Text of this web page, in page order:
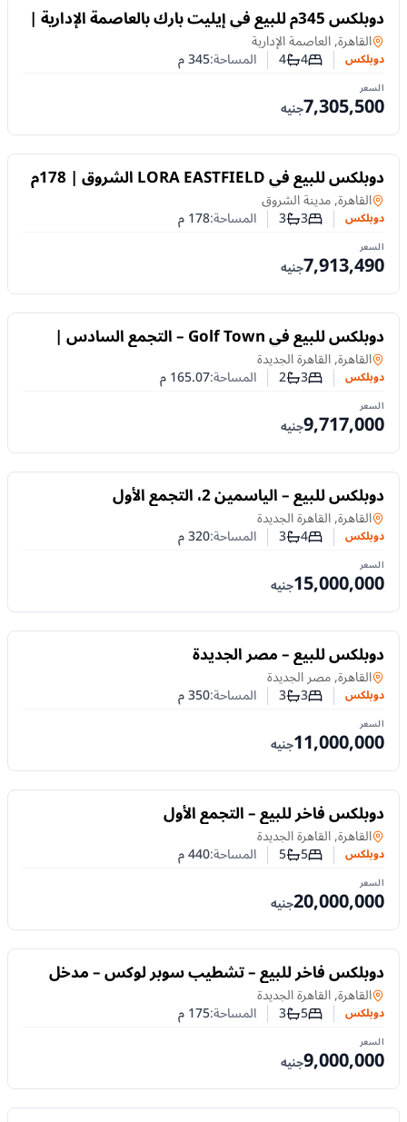
للبيع دوبلكس 345م للبيع في إيليت بارك بالعاصمة الإدارية |
فيو لاند سكيب
دوبلكس في
القاهرة, العاصمة الإدارية
دوبلكس عدد غرف النوم
4عدد الحمامات
4 المساحة:345م
السعر
7,305,500جنيه
للبيع دوبلكس للبيع في LORA EASTFIELD الشروق | 178م
+ 57م جاردندوبلكسفي
القاهرة, مدينة الشروق
دوبلكس عدد غرف النوم
3عدد الحمامات
3 المساحة:178م
السعر
7,913,490جنيه
للبيع دوبلكس للبيع في Golf Town – التجمع السادس |
Pool View
دوبلكس في
القاهرة, القاهرة الجديدة
دوبلكس عدد غرف النوم
3عدد الحمامات
2 المساحة:165.07م
السعر
9,717,000جنيه
للبيع
دوبلكس للبيع – الياسمين 2، التجمع الأول
دوبلكس في
القاهرة, القاهرة الجديدة
دوبلكس عدد غرف النوم
4عدد الحمامات
3 المساحة:320م
السعر
15,000,000جنيه
للبيع
دوبلكس للبيع – مصر الجديدة
دوبلكسفي
القاهرة, مصر الجديدة
دوبلكس عدد غرف النوم
3عدد الحمامات
3 المساحة:350م
السعر
11,000,000جنيه
للبيع
دوبلكس فاخر للبيع – التجمع الأول
دوبلكس في
القاهرة, القاهرة الجديدة
دوبلكس عدد غرف النوم
5عدد الحمامات
5 المساحة:440م
السعر
20,000,000جنيه
للبيع
دوبلكس فاخر للبيع – تشطيب سوبر لوكس – مدخل
خاص – التجمع الأول
دوبلكس في
القاهرة, القاهرة الجديدة
دوبلكس عدد غرف النوم
5عدد الحمامات
3 المساحة:175م
السعر
9,000,000جنيه